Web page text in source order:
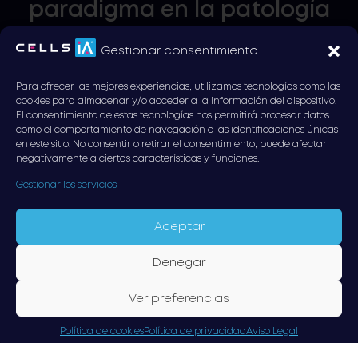
Gestionar consentimiento
Para ofrecer las mejores experiencias, utilizamos tecnologías como las
cookies para almacenar y/o acceder a la información del dispositivo.
El consentimiento de estas tecnologías nos permitirá procesar datos
como el comportamiento de navegación o las identificaciones únicas
en este sitio. No consentir o retirar el consentimiento, puede afectar
negativamente a ciertas características y funciones.
Gestionar los servicios
Aceptar
Denegar
Ver preferencias
Política de cookiesPolítica de privacidadAviso Legal
paradigma en la patología